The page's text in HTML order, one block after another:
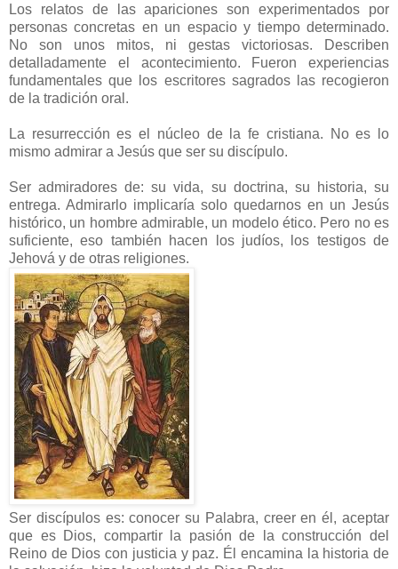
Los relatos de las apariciones son experimentados por
personas concretas en un espacio y tiempo determinado.
No son unos mitos, ni gestas victoriosas. Describen
detalladamente el acontecimiento. Fueron experiencias
fundamentales que los escritores sagrados las recogieron
de la tradición oral.
La resurrección es el núcleo de la fe cristiana. No es lo
mismo admirar a Jesús que ser su discípulo.
Ser admiradores de: su vida, su doctrina, su historia, su
entrega. Admirarlo implicaría solo quedarnos en un Jesús
histórico, un hombre admirable, un modelo ético. Pero no es
suficiente, eso también hacen los judíos, los testigos de
Jehová y de otras religiones.
Ser discípulos es: conocer su Palabra, creer en él, aceptar
que es Dios, compartir la pasión de la construcción del
Reino de Dios con justicia y paz. Él encamina la historia de